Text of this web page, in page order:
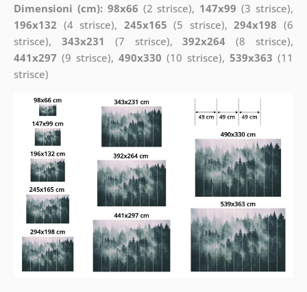
Dimensioni (cm): 98x66 (2 strisce), 147x99 (3 strisce),
196x132 (4 strisce), 245x165 (5 strisce),294x198 (6
strisce), 343x231 (7 strisce),392x264 (8 strisce),
441x297 (9 strisce), 490x330 (10 strisce),539x363 (11
strisce)